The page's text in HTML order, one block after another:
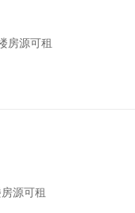
房源可租
源可租